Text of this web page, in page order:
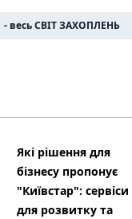
- весь СВІТ ЗАХОПЛЕНЬ
Які рішення для
бізнесу пропонує
"Київстар": сервіси
для розвитку та